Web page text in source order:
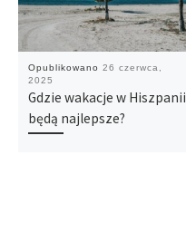
Opublikowano26 czerwca,
2025
Gdzie wakacje w Hiszpanii
będą najlepsze?